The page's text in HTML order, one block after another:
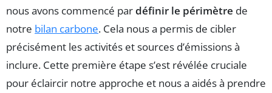
nous avons commencé pardéfinir le périmètre de
notre bilan carbone. Cela nous a permis de cibler
précisément les activités et sources d’émissions à
inclure. Cette première étape s’est révélée cruciale
pour éclaircir notre approche et nous a aidés à prendre